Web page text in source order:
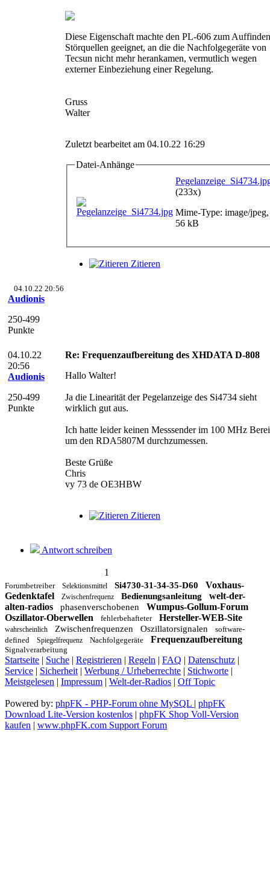
Diese Eigenschaft machte den PL-606 zum
Störquellen geeignet, an die die Nachfolgegeräte von
Tecsun nicht mehr herankamen, vermutlich wegen
externer Einbeziehung einer Regelung.
Gruss
Walter
Zuletzt bearbeitet am 04.10.22 16:29
Datei-Anhänge
(233x)
Mime-Type: image/jpeg,
56 kB
Zitieren
04.10.22 20:56
Audionis
250-499
Punkte
04.10.22
20:56
Audionis
250-499
Punkte
Re: Frequenzaufbereitung des XHDATA D-808
Hallo Walter!
Ja die Linearität der Pegelanzeige des Si4734 sieht
wirklich gut aus.
Ich hatte leider keinen Messsender im 100 MHz
um den RDA5807M durchzumessen.
Beste Grüße
Chris
vy 73 de OE3HBW
Zitieren
Antwort schreiben
1
Forumbetreiber Selektionsmittel Si4730-31-34-35-D60
Voxhaus-
Gedenktafel
Zwischenfrequenz Bedienungsanleitung
welt-der-
alten-radios
phasenverschobenen
Wumpus-Gollum-Forum
Oszillator-Oberwellen
fehlerbehafteter Hersteller-WEB-Site
wahrscheinlich Zwischenfrequenzen Oszillatorsignalen
software-
defined
Spiegelfrequenz Nachfolgegeräte Frequenzaufbereitung
Signalverarbeitung
Startseite | Suche | Registrieren | Regeln | FAQ | Datenschutz |
Service | Sicherheit | Werbung / Urheberrechte | Stichworte |
Meistgelesen | Impressum | Welt-der-Radios | Off Topic
Powered by: phpFK - PHP-Forum ohne MySQL | phpFK
Download Lite-Version kostenlos | phpFK Shop Voll-Version
kaufen | www.phpFK.com Support Forum